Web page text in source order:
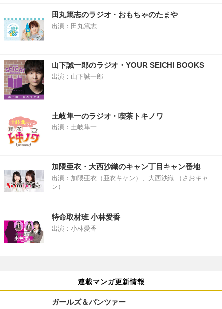
田丸篤志のラジオ・おもちゃのたまや
出演：田丸篤志
山下誠一郎のラジオ・YOUR SEICHI BOOKS
出演：山下誠一郎
土岐隼一のラジオ・喫茶トキノワ
出演：土岐隼一
加隈亜衣・大西沙織のキャン丁目キャン番地
出演：加隈亜衣（亜衣キャン）、大西沙織 （さおキャ
ン）
特命取材班 小林愛香
出演：小林愛香
連載マンガ更新情報
ガールズ＆パンツァー